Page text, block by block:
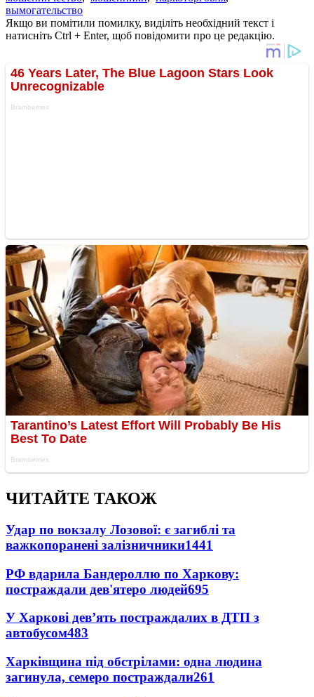
вымогательство
Якщо ви помітили помилку, виділіть необхідний текст і
натисніть Ctrl + Enter, щоб повідомити про це редакцію.
ЧИТАЙТЕ ТАКОЖ
Удар по вокзалу Лозової: є загиблі та
важкопоранені залізничники1441
РФ вдарила Бандероллю по Харкову:
постраждали дев'ятеро людей695
У Харкові дев’ять постраждалих в ДТП з
автобусом483
Харківщина під обстрілами: одна людина
загинула, семеро постраждали261